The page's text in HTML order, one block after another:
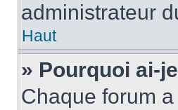
administrateur
Haut
» Pourquoi ai-
Chaque forum